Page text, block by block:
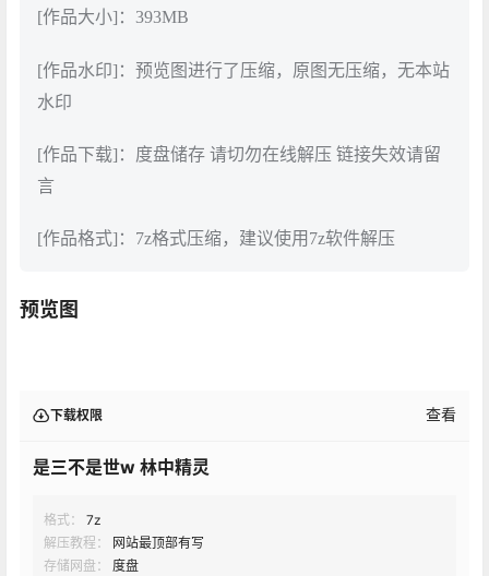
[作品大小]：393MB
[作品水印]：预览图进行了压缩，原图无压缩，无本站
水印
[作品下载]：度盘储存 请切勿在线解压 链接失效请留
言
[作品格式]：7z格式压缩，建议使用7z软件解压
预览图
下载权限 查看
是三不是世w 林中精灵
格式：
7z
解压教程：
网站最顶部有写
存储网盘：
度盘